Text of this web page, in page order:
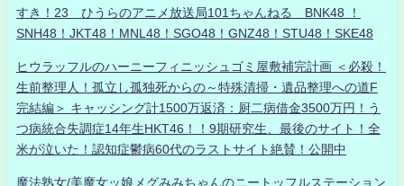
すき！23 ひうらのアニメ放送局101ちゃんねる BNK48 ！
SNH48！JKT48！MNL48！SGO48！GNZ48！STU48！SKE48
ヒウラッフルのハーニーフィニッシュゴミ屋敷補完計画 ＜必殺！
生前整理人！孤立し孤独死からの～特殊清掃・遺品整理への道F
完結編＞ キャッシング計1500万返済：厨二病借金3500万円！う
つ病統合失調症14年生HKT46！！9期研究生、最後のサイト！全
米が泣いた！認知症鬱病60代のラストサイト絶賛！公開中
魔法熟女/美魔女ッ娘メグみみちゃんのニートッフルステーション